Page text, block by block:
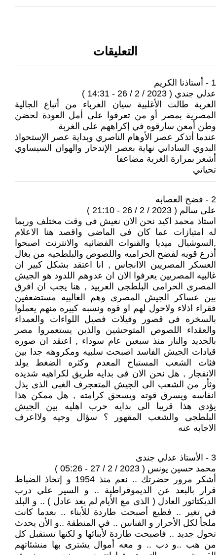
التعليقات
1 - أستاذنا الكريم
عدلي جندي ( 2023 / 2 / 26 - 14:31 )
الغربة طالت الأغلبية سيان الغرباء من أتباع الجالية
المصرية بمصر أو من تعرفوا على أمل العودة لحضن
وطن أمعن سارقوه في إكراههم على الغربة
عندما أتذكر عصر الأوهام الناصري وبداية عصر الإستحواذ
البدوي الساداتي نهاية بعصر الإندحار والهوان السيساوي
أشعر بمرارة الغربة مضاعفا
تحياتي
2 - فضح العصابه
على سالم ( 2023 / 2 / 26 - 21:10 )
استاذ محمد اكيد نحن الان نعيش فى وقت مختلف وربما
له امتيازات عما كان فى الماضى واقصد هنا الاعلام
,السوشيال ميديا والقنوات الفضائيه والانترنت اصبحوا
أذرع قويه لفضح الحراميه واللصوص والبلطجيه من بغال
العسكر المصريين الاانجاس , انا اعتقد بشكل كبير ان
غالبيه المصريين يعرفوا الان ان عدوهم اللدود هو الجيش
المصرى الحرامى البلطجى العربيد , هنا يجب ان افرق
بين عساكر الجيش المصرى وهم الغالبيه مستضعفين
فقراء اذلاء ولاحول لهم او قوه ونسبه كبيره منهم يعملوا
بالسخره فى قصور وفيلات فصيل اللواءات والعمداء
والعقداء اللصوص المتوحشين والذين يستعمروا مصر
بالحديد والنار منذ سبعين عام سوداء , اعتقد ان صوره
قيادات الجيش الفاسد اصبحت سلبيه ومكروهه جدا بين
فئات الشعب المستباح المعدم وكثره الضغط يولد
الانفجار , هل نحن الان فى بدايه طريق لكراهيه شديده
وثأر من الشعب الى الجيش المتعجرف الغبى الذى يذل
انفاسه ويسرق قوته ويسحق كرامته , هل ممكن هذا
يؤدى هذا قريبا الى بدايه حرب اهليه بين الجيش
البلطجى والشعب المقهور ؟ سؤال وجيه ولااعرف
الاجابه عنه
3 - الأستاذ عدلي جندى
محمد حسين يونس ( 2023 / 2 / 27 - 05:26 )
أشكر مرور حضرتك .. نعم منذ 1954 و إتخاذ الضباط
قرار بالبعد عن الديموقراطية .. و السير علي درب
الديكتاتور العادل ( الذى مع الأيام لم يعد عادل ) .. و البلد
في تغير .. فظيع أصبحت طاردة للأبناء .. بعدما كانت
ملجأ لكل الأحرار و الفنانين .. في المنطقة ..و الأن يحدث
تحول جديد .. فاصبحت طاردة لأبنائها و لكنها تستقبل كل
من هب ..و دب .. و معه أموال يشترى بها منشئاتهم